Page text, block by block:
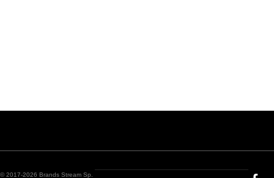
© 2017-2026 Brands Stream Sp.